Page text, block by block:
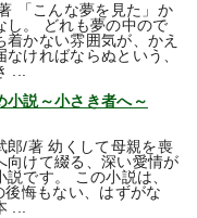
「こんな夢を見た」か
し。 どれも夢の中ので
かない雰囲気が、かえ
ければならぬという、
...
小説～小さき者へ～
郎/著 幼くして母親を喪
向けて綴る、深い愛情が
です。 この小説は、
悔もない、はずがな
...